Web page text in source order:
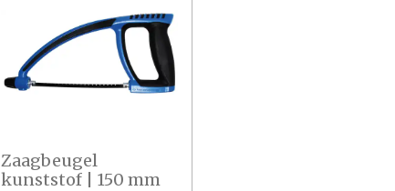
Zaagbeugel
kunststof | 150 mm